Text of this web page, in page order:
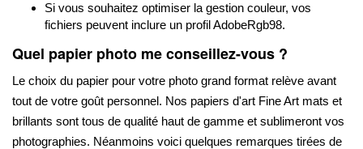
Si vous souhaitez optimiser la gestion couleur, vos
fichiers peuvent inclure un profil AdobeRgb98.
Quel papier photo me conseillez-vous ?
Le choix du papier pour votre photo grand format relève avant
tout de votre goût personnel. Nos papiers d'art Fine Art mats et
brillants sont tous de qualité haut de gamme et sublimeront vos
photographies. Néanmoins voici quelques remarques tirées de